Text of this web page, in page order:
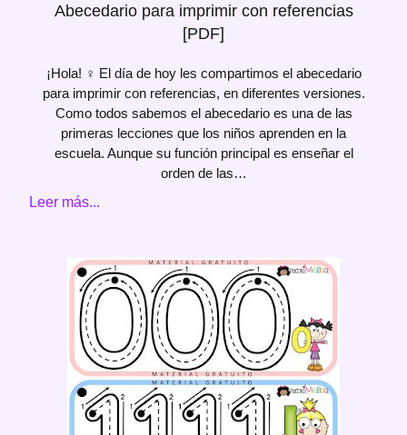
Abecedario para imprimir con referencias
[PDF]
¡Hola! ‍♀️ El día de hoy les compartimos el abecedario
para imprimir con referencias, en diferentes versiones.
Como todos sabemos el abecedario es una de las
primeras lecciones que los niños aprenden en la
escuela. Aunque su función principal es enseñar el
orden de las…
Leer más...